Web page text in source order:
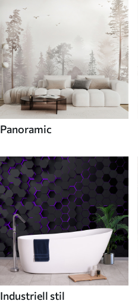
Panoramic
Industriell stil